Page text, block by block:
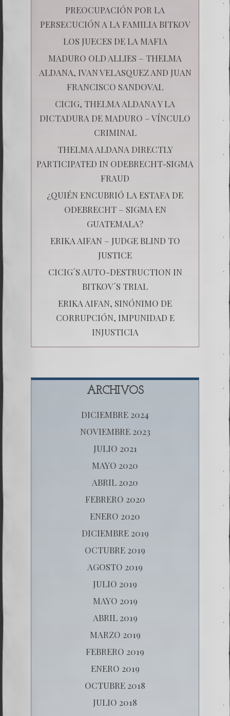
PREOCUPACIÓN POR LA
PERSECUCIÓN A LA FAMILIA BITKOV
LOS JUECES DE LA MAFIA
MADURO OLD ALLIES – THELMA
ALDANA, IVAN VELASQUEZ AND JUAN
FRANCISCO SANDOVAL
CICIG, THELMA ALDANA Y LA
DICTADURA DE MADURO – VÍNCULO
CRIMINAL
THELMA ALDANA DIRECTLY
PARTICIPATED IN ODEBRECHT-SIGMA
FRAUD
¿QUIÉN ENCUBRIÓ LA ESTAFA DE
ODEBRECHT – SIGMA EN
GUATEMALA?
ERIKA AIFAN – JUDGE BLIND TO
JUSTICE
CICIG´S AUTO-DESTRUCTION IN
BITKOV´S TRIAL
ERIKA AIFAN, SINÓNIMO DE
CORRUPCIÓN, IMPUNIDAD E
INJUSTICIA
ARCHIVOS
DICIEMBRE 2024
NOVIEMBRE 2023
JULIO 2021
MAYO 2020
ABRIL 2020
FEBRERO 2020
ENERO 2020
DICIEMBRE 2019
OCTUBRE 2019
AGOSTO 2019
JULIO 2019
MAYO 2019
ABRIL 2019
MARZO 2019
FEBRERO 2019
ENERO 2019
OCTUBRE 2018
JULIO 2018